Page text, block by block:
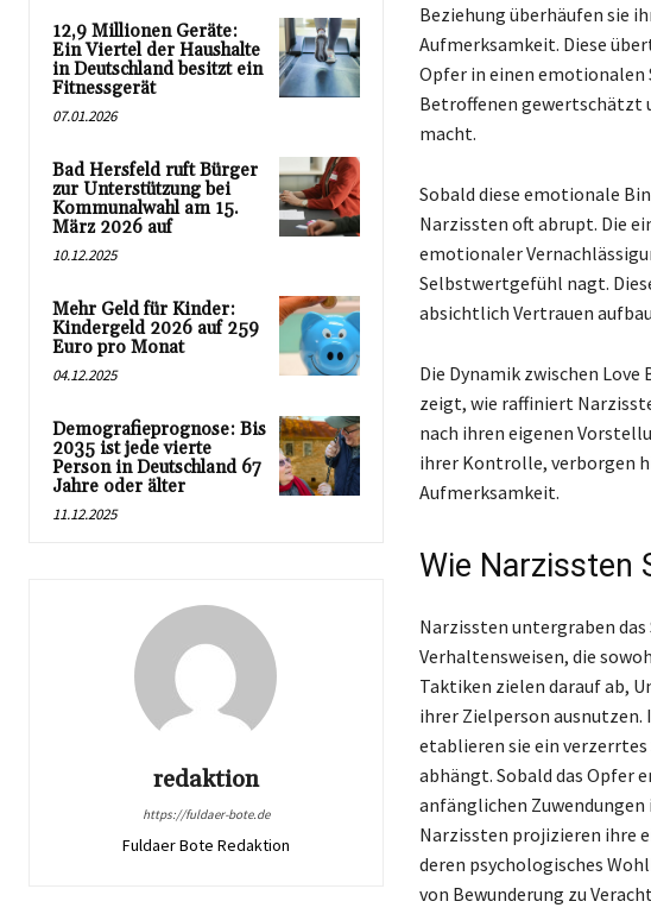
12,9 Millionen Geräte:
Ein Viertel der Haushalte
in Deutschland besitzt ein
Fitnessgerät
07.01.2026
Bad Hersfeld ruft Bürger
zur Unterstützung bei
Kommunalwahl am 15.
März 2026 auf
10.12.2025
Mehr Geld für Kinder:
Kindergeld 2026 auf 259
Euro pro Monat
04.12.2025
Demografieprognose: Bis
2035 ist jede vierte
Person in Deutschland 67
Jahre oder älter
11.12.2025
redaktion
https://fuldaer-bote.de
Fuldaer Bote Redaktion
Beziehung überhäufen sie
Aufmerksamkeit. Diese
Opfer in einen emotionalen
Betroffenen gewertschätzt
macht.
Sobald diese emotionale
Narzissten oft abrupt. Die
emotionaler
Selbstwertgefühl nagt.
absichtlich Vertrauen
Die Dynamik zwischen
zeigt, wie raffiniert
nach ihren eigenen
ihrer Kontrolle, verborgen
Aufmerksamkeit.
Wie Narzissten
Narzissten untergraben
Verhaltensweisen, die
Taktiken zielen darauf ab,
ihrer Zielperson
etablieren sie ein
abhängt. Sobald das Opfer
anfänglichen
Narzissten projizieren ihre
deren psychologisches
von Bewunderung zu